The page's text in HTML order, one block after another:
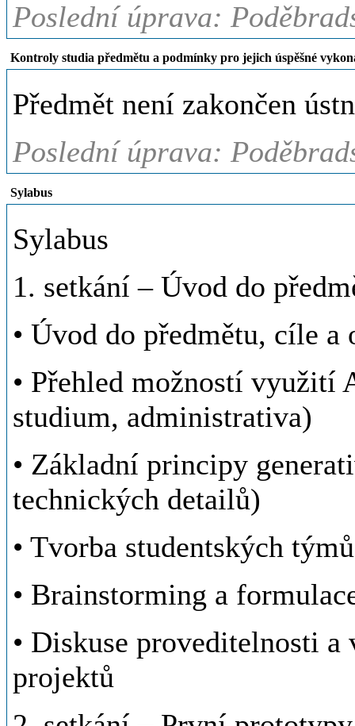
Poslední úprava:
Kontroly studia předmětu a podmínky pro jejich úspěšné
Předmět není zakončen
Poslední úprava:
Sylabus
Sylabus
1. setkání – Úvod do
• Úvod do předmětu, cíle a
• Přehled možností
studium, administrativa)
• Základní principy
technických detailů)
• Tvorba studentských týmů
• Brainstorming a
• Diskuse proveditelnosti
projektů